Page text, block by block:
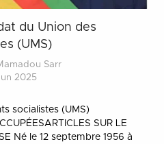
du Union des
(UMS)
Sarr
2025
socialistes (UMS)
SUR LE
Né le 12 septembre 1956 à